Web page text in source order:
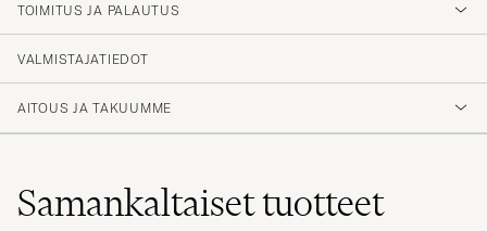
TOIMITUS JA PALAUTUS
VALMISTAJATIEDOT
AITOUS JA TAKUUMME
Samankaltaisettuotteet